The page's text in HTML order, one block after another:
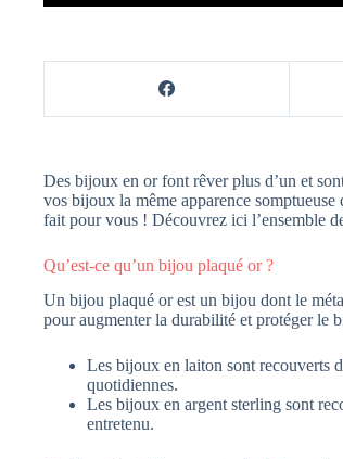
Des bijoux en or font rêver plus d’un et
vos bijoux la même apparence
fait pour vous ! Découvrez ici l’ensemble
Qu’est-ce qu’un bijou plaqué or ?
Un bijou plaqué or est un bijou dont le
pour augmenter la durabilité et protéger le
Les bijoux en laiton sont recouverts
quotidiennes.
Les bijoux en argent sterling sont
entretenu.